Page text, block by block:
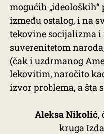
mogućih
između ostalog, i na
tekovine socijalizma
suverenitetom
(čak i uzdrmanog
lekovitim, naročito
izvor problema, a šta
Aleksa Nikolić,
kruga